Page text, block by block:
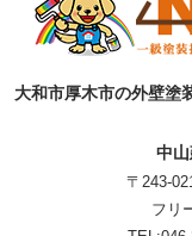
大和市厚木市の外壁塗
中
〒243-
フリ